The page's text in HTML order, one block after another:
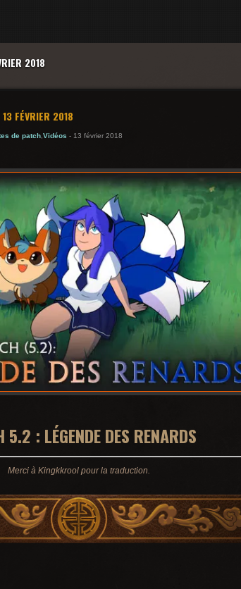
2018
FÉVRIER 2018
de patch, Vidéos - 13 février 2018
5.2 : LÉGENDE DES RENARDS
Merci à Kingkkrool pour la traduction.